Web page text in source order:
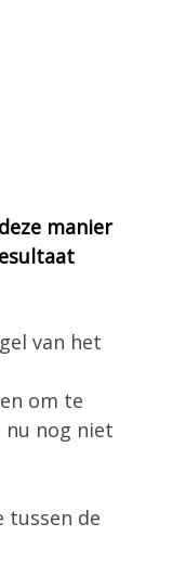
manier
van het
om te
nu nog niet
tussen de